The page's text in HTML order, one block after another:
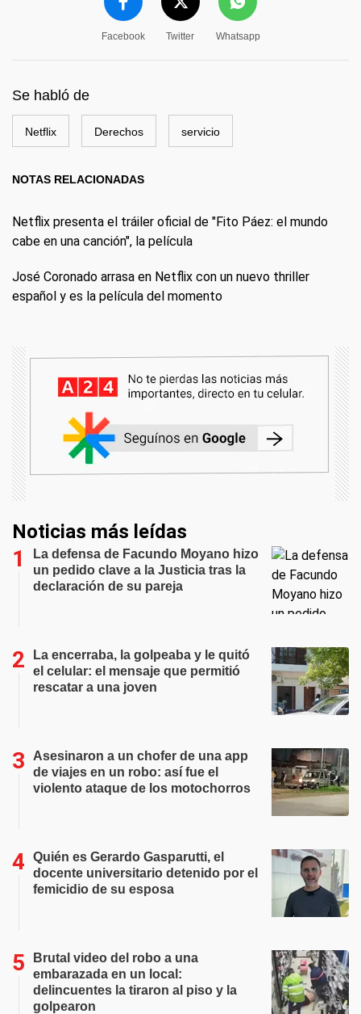
Facebook Twitter Whatsapp
Se habló de
Netflix Derechos servicio
NOTAS RELACIONADAS
Netflix presenta el tráiler oficial de "Fito Páez: el mundo
cabe en una canción", la película
José Coronado arrasa en Netflix con un nuevo thriller
español y es la película del momento
Noticias más leídas
La defensa de Facundo Moyano hizo
un pedido clave a la Justicia tras la
declaración de su pareja
La encerraba, la golpeaba y le quitó
el celular: el mensaje que permitió
rescatar a una joven
Asesinaron a un chofer de una app
de viajes en un robo: así fue el
violento ataque de los motochorros
Quién es Gerardo Gasparutti, el
docente universitario detenido por el
femicidio de su esposa
Brutal video del robo a una
embarazada en un local:
delincuentes la tiraron al piso y la
golpearon